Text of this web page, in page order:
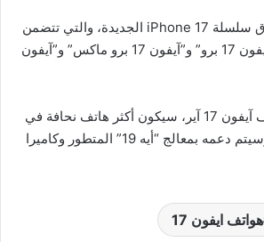
وسيشهد الخريف إطلاق سلسلة iPhone 17 الجديدة، والتي تتضمن
هواتف “آيفون 17″ و”آيفون 17 برو” و”آيفون 17 برو ماكس” و”آيفون
وتقول التقارير إن هاتف آيفون 17 آير، سيكون أكثر هاتف نحافة في
تاريخ هواتف “آيفون، وسيتم دعمه بمعالج “أيه 19” المتطور وكاميرا
هواتف ايفون 17